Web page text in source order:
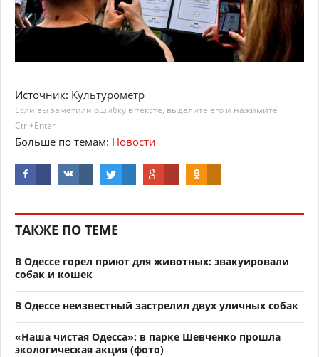
Источник: Культурометр
Если вы заметили ошибку в тексте, выделите его и нажимите
Ctrl+Enter
Больше по темам: Новости
ТАКЖЕ ПО ТЕМЕ
В Одессе горел приют для животных: эвакуировали
собак и кошек
В Одессе неизвестный застрелил двух уличных собак
«Наша чистая Одесса»: в парке Шевченко прошла
экологическая акция (фото)